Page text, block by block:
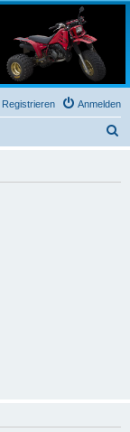
Anmelden
Registrieren